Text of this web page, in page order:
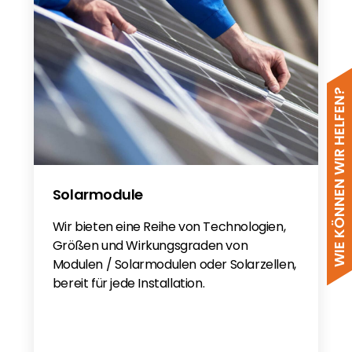
WIE KÖNNEN WIR HELFEN?
Solarmodule
Wir bieten eine Reihe von Technologien,
Größen und Wirkungsgraden von
Modulen / Solarmodulen oder Solarzellen,
bereit für jede Installation.